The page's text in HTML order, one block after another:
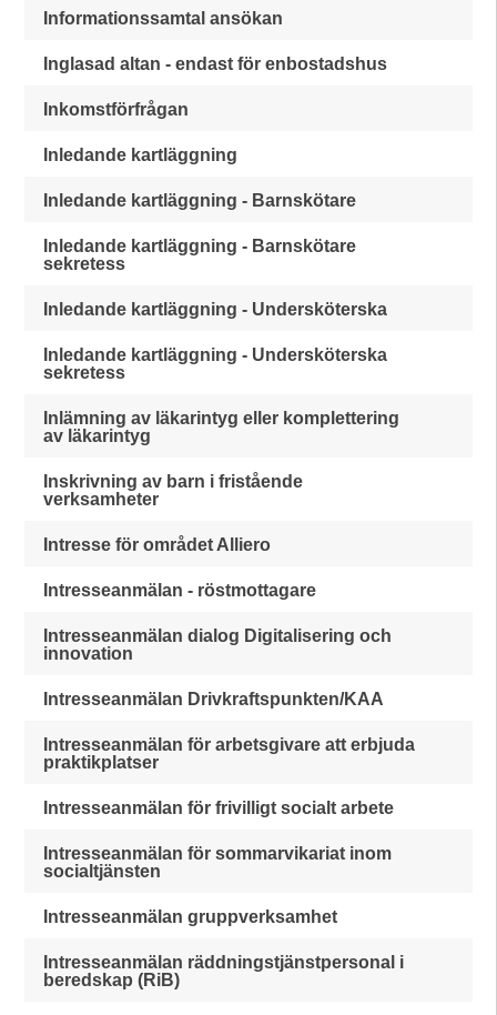
Informationssamtal ansökan
Inglasad altan - endast för enbostadshus
Inkomstförfrågan
Inledande kartläggning
Inledande kartläggning - Barnskötare
Inledande kartläggning - Barnskötare
sekretess
Inledande kartläggning - Undersköterska
Inledande kartläggning - Undersköterska
sekretess
Inlämning av läkarintyg eller komplettering
av läkarintyg
Inskrivning av barn i fristående
verksamheter
Intresse för området Alliero
Intresseanmälan - röstmottagare
Intresseanmälan dialog Digitalisering och
innovation
Intresseanmälan Drivkraftspunkten/KAA
Intresseanmälan för arbetsgivare att erbjuda
praktikplatser
Intresseanmälan för frivilligt socialt arbete
Intresseanmälan för sommarvikariat inom
socialtjänsten
Intresseanmälan gruppverksamhet
Intresseanmälan räddningstjänstpersonal i
beredskap (RiB)